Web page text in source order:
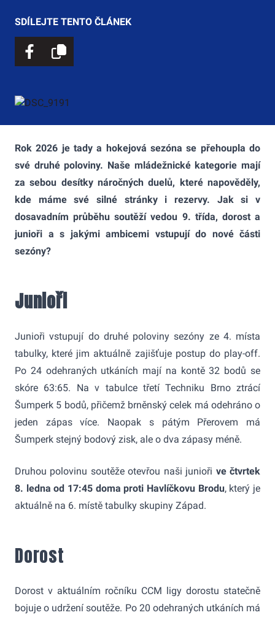
SDÍLEJTE TENTO ČLÁNEK
Rok 2026 je tady a hokejová sezóna se přehoupla do
své druhé poloviny. Naše mládežnické kategorie mají
za sebou desítky náročných duelů, které napověděly,
kde máme své silné stránky i rezervy. Jak si v
dosavadním průběhu soutěží vedou 9. třída, dorost a
junioři a s jakými ambicemi vstupují do nové části
sezóny?
Junioři
Junioři vstupují do druhé poloviny sezóny ze 4. místa
tabulky, které jim aktuálně zajišťuje postup do play-off.
Po 24 odehraných utkáních mají na kontě 32 bodů se
skóre 63:65. Na v tabulce třetí Techniku Brno ztrácí
Šumperk 5 bodů, přičemž brněnský celek má odehráno o
jeden zápas více. Naopak s pátým Přerovem má
Šumperk stejný bodový zisk, ale o dva zápasy méně.
Druhou polovinu soutěže otevřou naši junioři ve čtvrtek
8. ledna od 17:45 doma proti Havlíčkovu Brodu, který je
aktuálně na 6. místě tabulky skupiny Západ.
Dorost
Dorost v aktuálním ročníku CCM ligy dorostu statečně
bojuje o udržení soutěže. Po 20 odehraných utkáních má